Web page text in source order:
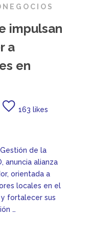
impulsan
a
en
163 likes
de la
anuncia alianza
orientada a
locales en el
fortalecer sus
…